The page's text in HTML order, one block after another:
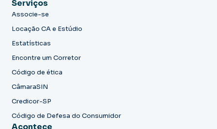
Serviços
Associe-se
Locação CA e Estúdio
Estatísticas
Encontre um Corretor
Código de ética
CâmaraSIN
Credicor-SP
Código de Defesa do Consumidor
Acontece